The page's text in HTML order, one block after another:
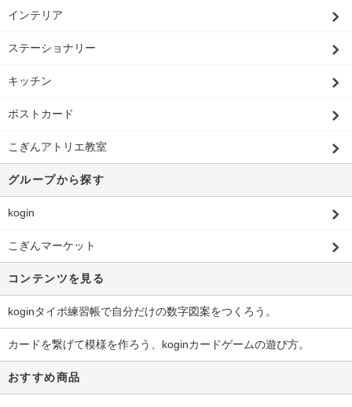
インテリア
ステーショナリー
キッチン
ポストカード
こぎんアトリエ教室
グループから探す
kogin
こぎんマーケット
コンテンツを見る
koginタイポ練習帳で自分だけの数字図案をつくろう。
カードを繋げて模様を作ろう、koginカードゲームの遊び方。
おすすめ商品